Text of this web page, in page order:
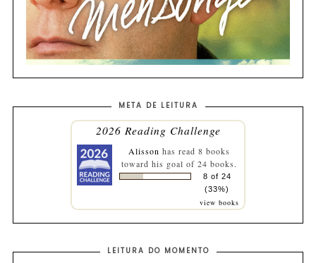
META DE LEITURA
2026 Reading Challenge
Alisson has read 8 books
toward his goal of 24 books.
8 of 24
(33%)
view books
LEITURA DO MOMENTO